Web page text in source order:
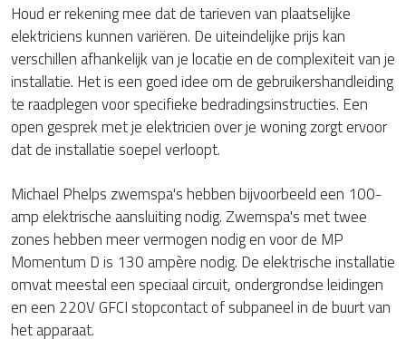
Houd er rekening mee dat de tarieven van plaatselijke
elektriciens kunnen variëren. De uiteindelijke prijs kan
verschillen afhankelijk van je locatie en de complexiteit van je
installatie. Het is een goed idee om de gebruikershandleiding
te raadplegen voor specifieke bedradingsinstructies. Een
open gesprek met je elektricien over je woning zorgt ervoor
dat de installatie soepel verloopt.
Michael Phelps zwemspa's hebben bijvoorbeeld een 100-
amp elektrische aansluiting nodig. Zwemspa's met twee
zones hebben meer vermogen nodig en voor de MP
Momentum D is 130 ampère nodig. De elektrische installatie
omvat meestal een speciaal circuit, ondergrondse leidingen
en een 220V GFCI stopcontact of subpaneel in de buurt van
het apparaat.